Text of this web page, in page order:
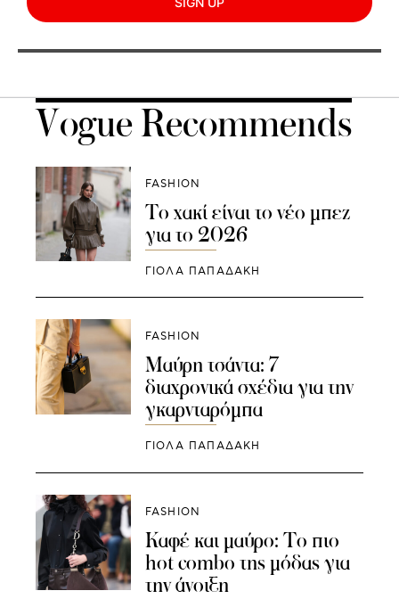
Vogue Recommends
FASHION
Το χακί είναι το νέο μπεζ
για το 2026
ΓΙΌΛΑ ΠΑΠΑΔΆΚΗ
FASHION
Μαύρη τσάντα: 7
διαχρονικά σχέδια για την
γκαρνταρόμπα
ΓΙΌΛΑ ΠΑΠΑΔΆΚΗ
FASHION
Καφέ και μαύρο: Το πιο
hot combo της μόδας για
την άνοιξη